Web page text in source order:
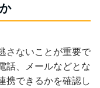
さないことが重要で
話、メールなどとな
携できるかを確認し